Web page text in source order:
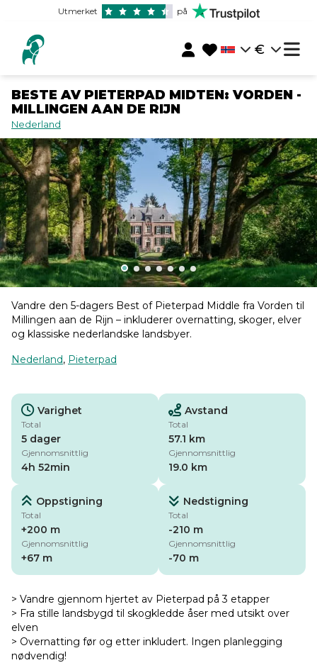
Utmerket på
€
BESTE AV PIETERPAD MIDTEN: VORDEN -
MILLINGEN AAN DE RIJN
Nederland
Vandre den 5-dagers Best of Pieterpad Middle fra Vorden til
Millingen aan de Rijn – inkluderer overnatting, skoger, elver
og klassiske nederlandske landsbyer.
Nederland, Pieterpad
Varighet
Total
5 dager
Gjennomsnittlig
4h 52min
Avstand
Total
57.1 km
Gjennomsnittlig
19.0 km
Oppstigning
Total
+200 m
Gjennomsnittlig
+67 m
Nedstigning
Total
-210 m
Gjennomsnittlig
-70 m
> Vandre gjennom hjertet av Pieterpad på 3 etapper
> Fra stille landsbygd til skogkledde åser med utsikt over
elven
> Overnatting før og etter inkludert. Ingen planlegging
nødvendig!